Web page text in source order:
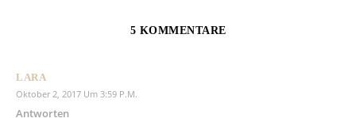
5 KOMMENTARE
LARA
Oktober 2, 2017 Um 3:59 P.m.
Antworten